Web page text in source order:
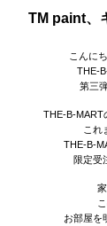
TM paint、
こんにち
THE-
第三
THE-B-MART
これ
THE-B-
限定受
お部屋を